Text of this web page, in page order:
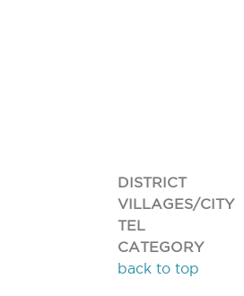
DISTRICT
VILLAGES/CITY
TEL
CATEGORY
back to top